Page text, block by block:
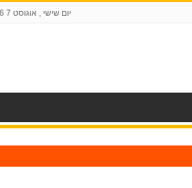
יום שישי , אוגוסט 7 2026